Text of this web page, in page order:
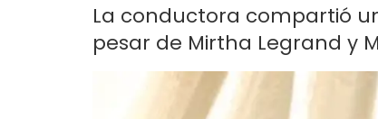
La conductora compartió
pesar de Mirtha Legrand y